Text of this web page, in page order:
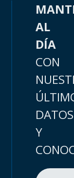
AL
DÍA
CON
DATOS
Y